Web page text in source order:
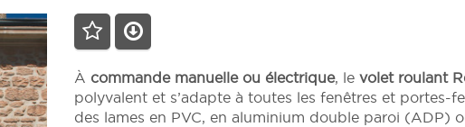
À commande manuelle ou électrique, le volet roulant
polyvalent et s’adapte à toutes les fenêtres et portes-
des lames en PVC, en aluminium double paroi (ADP)